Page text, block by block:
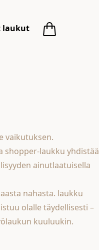
laukut
vaikutuksen.
shopper-laukku yhdistää
ainutlaatuisella
nahasta. laukku
olalle täydellisesti –
kuuluukin.